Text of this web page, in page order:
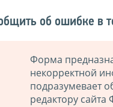
об ошибке в
Форма
некорректной
подразумевает
редактору